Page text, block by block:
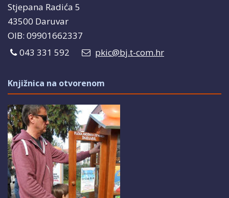
Stjepana Radića 5
43500 Daruvar
OIB: 09901662337
043 331 592
pkic@bj.t-com.hr
Knjižnica na otvorenom